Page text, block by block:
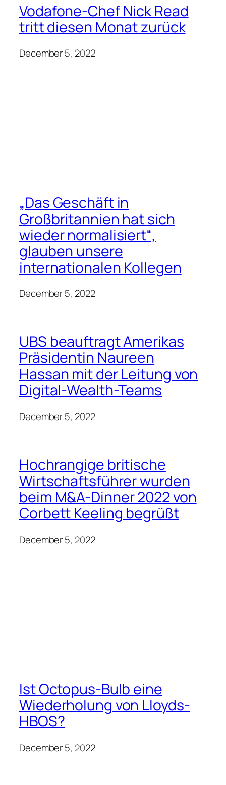
Vodafone-Chef Nick Read
tritt diesen Monat zurück
December 5, 2022
„Das Geschäft in
Großbritannien hat sich
wieder normalisiert“,
glauben unsere
internationalen Kollegen
December 5, 2022
UBS beauftragt Amerikas
Präsidentin Naureen
Hassan mit der Leitung von
Digital-Wealth-Teams
December 5, 2022
Hochrangige britische
Wirtschaftsführer wurden
beim M&A-Dinner 2022 von
Corbett Keeling begrüßt
December 5, 2022
Ist Octopus-Bulb eine
Wiederholung von Lloyds-
HBOS?
December 5, 2022